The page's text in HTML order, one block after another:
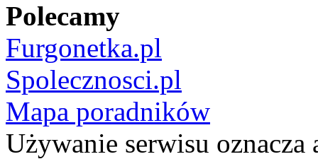
Polecamy
Furgonetka.pl
Spolecznosci.pl
Mapa poradników
Używanie serwisu oznacza